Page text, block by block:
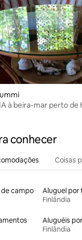
à beira-mar perto de
conhecer
Coisas
campo
Finlândia
Finlândia